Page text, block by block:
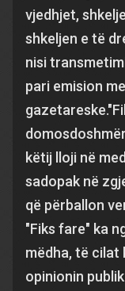
vjedhjet,
shkeljen e të
nisi
pari emision
këtij lloji në
sadopak në
që përballon
"Fiks fare" ka
mëdha, të cilat
opinionin